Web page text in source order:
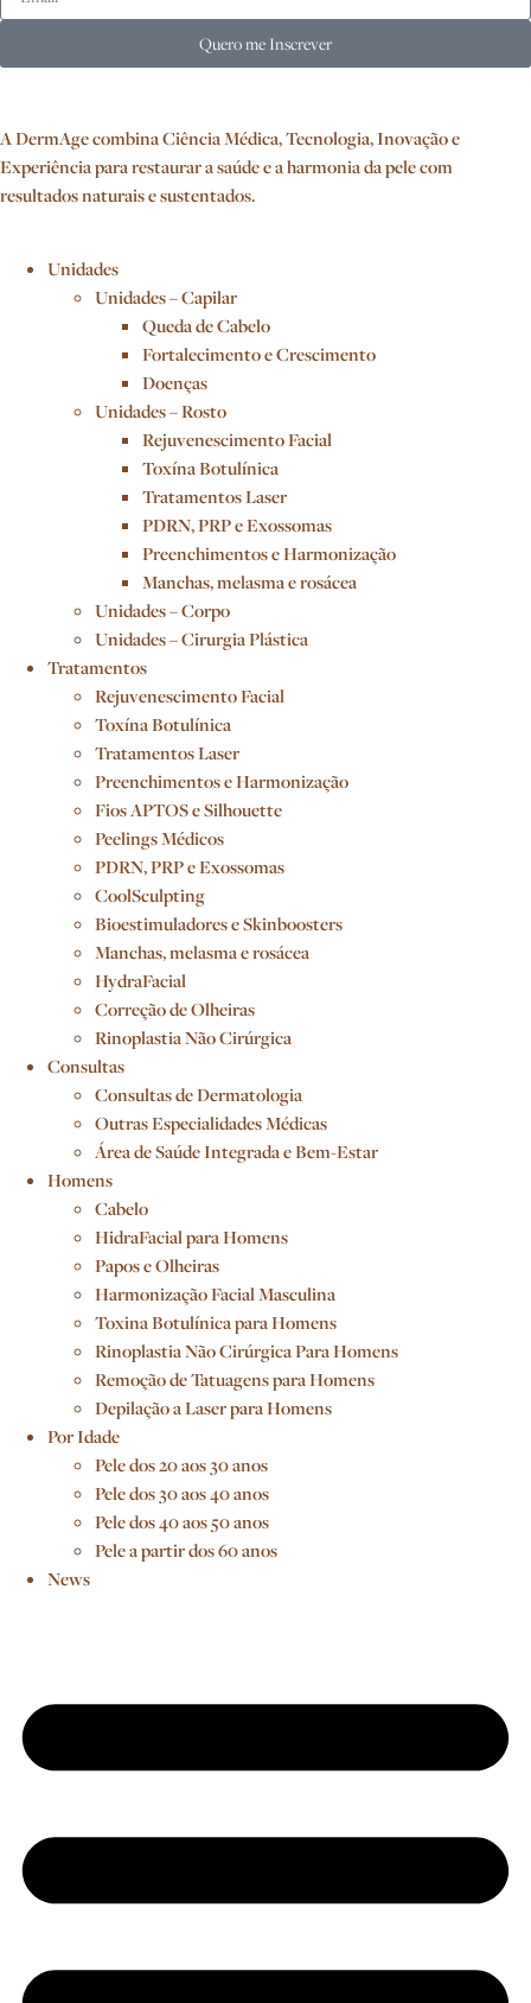
Quero me Inscrever
A DermAge combina Ciência Médica, Tecnologia, Inovação e
Experiência para restaurar a saúde e a harmonia da pele com
resultados naturais e sustentados.
Unidades
Unidades – Capilar
Queda de Cabelo
Fortalecimento e Crescimento
Doenças
Unidades – Rosto
Rejuvenescimento Facial
Toxína Botulínica
Tratamentos Laser
PDRN, PRP e Exossomas
Preenchimentos e Harmonização
Manchas, melasma e rosácea
Unidades – Corpo
Unidades – Cirurgia Plástica
Tratamentos
Rejuvenescimento Facial
Toxína Botulínica
Tratamentos Laser
Preenchimentos e Harmonização
Fios APTOS e Silhouette
Peelings Médicos
PDRN, PRP e Exossomas
CoolSculpting
Bioestimuladores e Skinboosters
Manchas, melasma e rosácea
HydraFacial
Correção de Olheiras
Rinoplastia Não Cirúrgica
Consultas
Consultas de Dermatologia
Outras Especialidades Médicas
Área de Saúde Integrada e Bem-Estar
Homens
Cabelo
HidraFacial para Homens
Papos e Olheiras
Harmonização Facial Masculina
Toxina Botulínica para Homens
Rinoplastia Não Cirúrgica Para Homens
Remoção de Tatuagens para Homens
Depilação a Laser para Homens
Por Idade
Pele dos 20 aos 30 anos
Pele dos 30 aos 40 anos
Pele dos 40 aos 50 anos
Pele a partir dos 60 anos
News